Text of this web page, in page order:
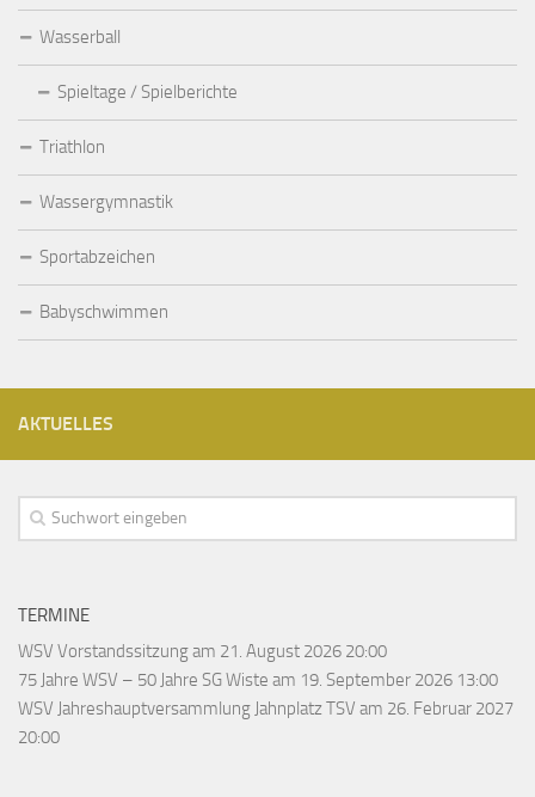
Wasserball
Spieltage / Spielberichte
Triathlon
Wassergymnastik
Sportabzeichen
Babyschwimmen
AKTUELLES
TERMINE
WSV Vorstandssitzungam 21. August 2026 20:00
75 Jahre WSV – 50 Jahre SG Wiste am 19. September 2026 13:00
WSV Jahreshauptversammlung Jahnplatz TSV am 26. Februar 2027
20:00